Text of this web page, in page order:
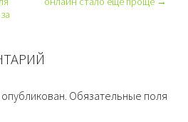
Обязательные поля